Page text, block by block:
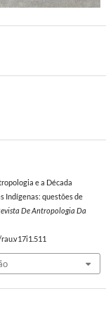
e a Década
Indígenas: questões de
De Antropologia Da